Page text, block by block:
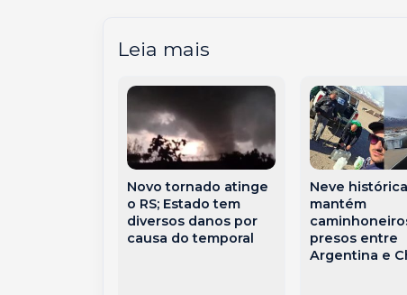
Leia mais
Novo tornado atinge
o RS; Estado tem
diversos danos por
causa do temporal
Neve histórica
mantém
presos entre
Argentina e